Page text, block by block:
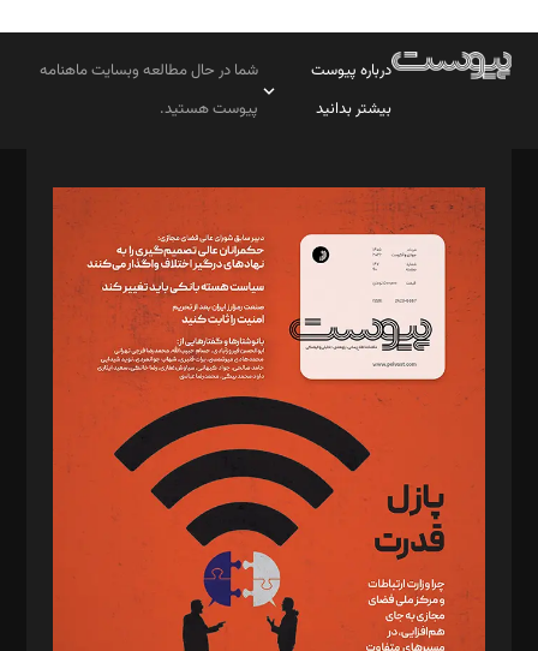
درباره پیوست
بیشتر بدانید
شما در حال مطالعه وبسایت ماهنامه
پیوست هستید.
مدیر مسئول: محمدباقر اثنی‌عشری
سردبیر: مهرک محمودی
دبیر تحریریه: میثم قاسمی
د‌بیر ناداستان: سمانه سمیع
د‌بیر خدمت و تجارت: ابوالفضل رجبی
د‌بیر حقوق فناوری: حسام‌الدین ایپکچی
د‌بیر پیوست جهان: مینا پاکدل
د‌بیر تحریریه آنلاین: بابک نقاش
تحریریه‌: مجتبی محمود‌ی، آرش برهمند، یسنا امان‌پور، سروش کرمیان،
مصطفی مسجدی آرانی، ابوالفضل رجبی، زهرا فکرانه، فائزه فتحی
رستمی،مصطفی باستان
ویرایش: نگار استاد‌‌آقا
طراح یونیفرم: مجید توکلی
فیلمبرداری و عکاسی: امیر شفیعی، مانی لطفی زاده